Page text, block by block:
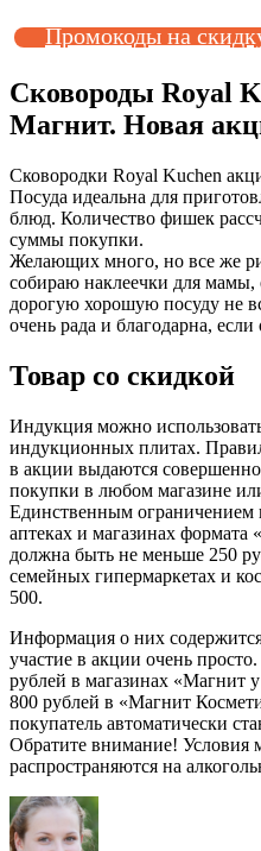
Промокоды на
Сковороды Royal
Магнит. Новая
Сковородки Royal Kuchen
Посуда идеальна для
блюд. Количество фишек
суммы покупки.
Желающих много, но все же
собираю наклеечки для мамы,
дорогую хорошую посуду не
очень рада и благодарна, если
Товар со скидкой
Индукция можно
индукционных плитах.
в акции выдаются
покупки в любом магазине
Единственным ограничением
аптеках и магазинах
должна быть не меньше 250
семейных гипермаркетах и
500.
Информация о них
участие в акции очень
рублей в магазинах «Магнит
800 рублей в «Магнит
покупатель автоматически
Обратите внимание! Условия
распространяются на